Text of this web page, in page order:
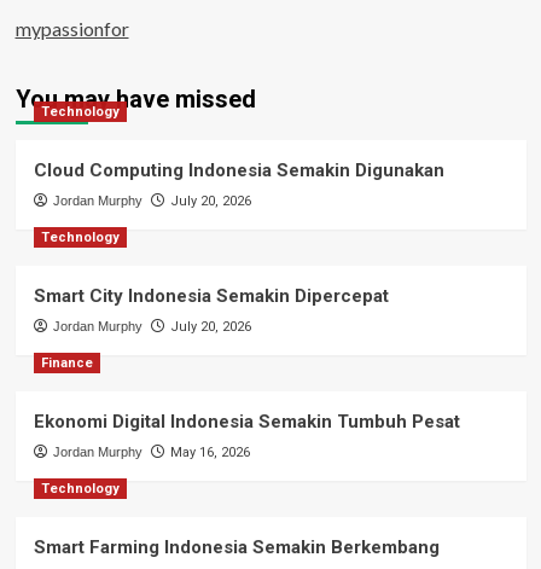
mypassionfor
You may have missed
Technology
Cloud Computing Indonesia Semakin Digunakan
Jordan Murphy July 20, 2026
Technology
Smart City Indonesia Semakin Dipercepat
Jordan Murphy July 20, 2026
Finance
Ekonomi Digital Indonesia Semakin Tumbuh Pesat
Jordan Murphy May 16, 2026
Technology
Smart Farming Indonesia Semakin Berkembang